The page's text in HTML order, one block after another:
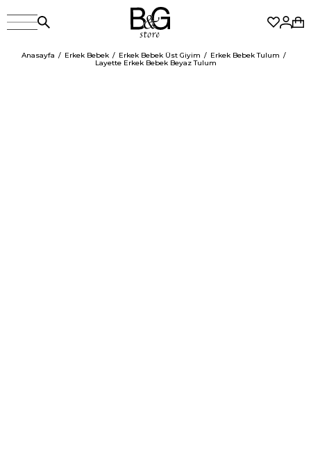
Anasayfa Erkek Bebek Erkek Bebek Üst Giyim
Erkek Bebek Tulum
Layette Erkek Bebek Beyaz Tulum